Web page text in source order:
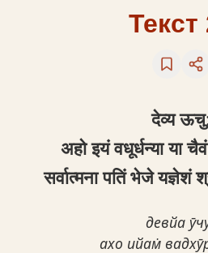
Текст
देव्य
अहो इयं वधूर्धन्या या
सर्वात्मना पतिं भेजे यज्ञेशं
девйа
ахо ийам̇